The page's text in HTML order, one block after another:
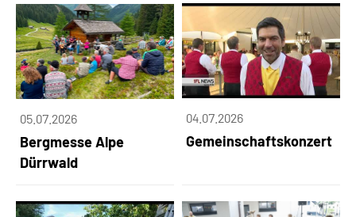
05.07.2026
Bergmesse Alpe
Dürrwald
04.07.2026
Gemeinschaftskonzert